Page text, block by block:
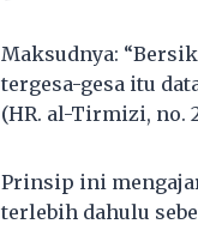
Maksudnya:
tergesa-gesa itu
(HR. al-Tirmizi, no.
Prinsip ini
terlebih dahulu